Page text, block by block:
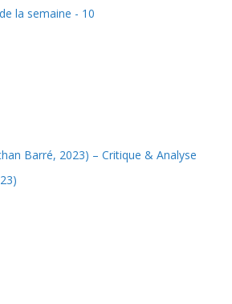
Barré, 2023) – Critique & Analyse